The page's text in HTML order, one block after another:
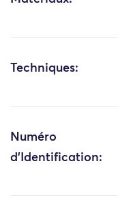
Techniques:
Numéro
d'Identification: